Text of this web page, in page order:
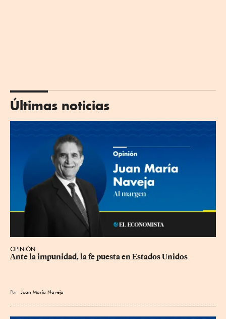
Últimas noticias
OPINIÓN
Ante la impunidad, la fe puesta en Estados Unidos
Por Juan María Naveja